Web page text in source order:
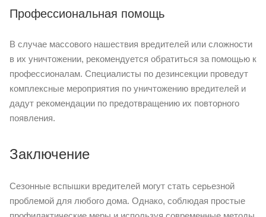
Профессиональная помощь
В случае массового нашествия вредителей или сложности
в их уничтожении, рекомендуется обратиться за помощью к
профессионалам. Специалисты по дезинсекции проведут
комплексные мероприятия по уничтожению вредителей и
дадут рекомендации по предотвращению их повторного
появления.
Заключение
Сезонные вспышки вредителей могут стать серьезной
проблемой для любого дома. Однако, соблюдая простые